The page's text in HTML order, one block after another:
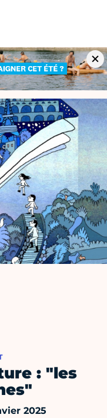
: "les
2025